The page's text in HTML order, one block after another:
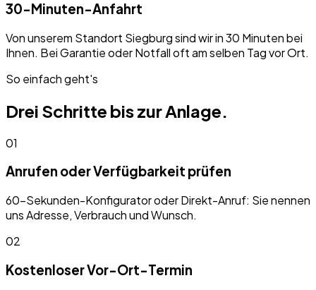
30-Minuten-Anfahrt
Von unserem Standort Siegburg sind wir in 30 Minuten bei
Ihnen. Bei Garantie oder Notfall oft am selben Tag vor Ort.
So einfach geht's
Drei Schritte bis zur Anlage.
01
Anrufen oder Verfügbarkeit prüfen
60-Sekunden-Konfigurator oder Direkt-Anruf: Sie nennen
uns Adresse, Verbrauch und Wunsch.
02
Kostenloser Vor-Ort-Termin